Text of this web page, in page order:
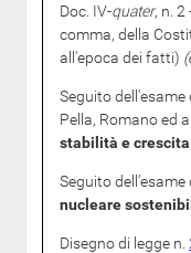
Doc. IV-quater, n.
comma, della
all'epoca dei fatti)
Seguito dell'esame
Pella, Romano ed
stabilità e crescita
Seguito dell’esame
nucleare
Disegno di legge n.